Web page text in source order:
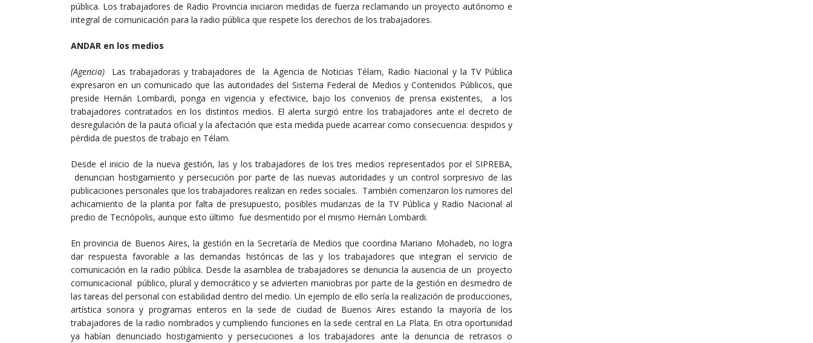
pública. Los trabajadores de Radio Provincia iniciaron medidas de fuerza reclamando un proyecto autónomo e
integral de comunicación para la radio pública que respete los derechos de los trabajadores.
ANDAR en los medios
(Agencia)
Las trabajadoras y trabajadores de la Agencia de Noticias Télam, Radio Nacional y la TV Pública
expresaron en un comunicado que las autoridades del Sistema Federal de Medios y Contenidos Públicos, que
preside Hernán Lombardi, ponga en vigencia y efectivice, bajo los convenios de prensa existentes, a los
trabajadores contratados en los distintos medios. El alerta surgió entre los trabajadores ante el decreto de
desregulación de la pauta oficial y la afectación que esta medida puede acarrear como consecuencia: despidos y
pérdida de puestos de trabajo en Télam.
Desde el inicio de la nueva gestión, las y los trabajadores de los tres medios representados por el SIPREBA,
denuncian hostigamiento y persecución por parte de las nuevas autoridades y un control sorpresivo de las
publicaciones personales que los trabajadores realizan en redes sociales. También comenzaron los rumores del
achicamiento de la planta por falta de presupuesto, posibles mudanzas de la TV Pública y Radio Nacional al
predio de Tecnópolis, aunque esto último fue desmentido por el mismo Hernán Lombardi.
En provincia de Buenos Aires, la gestión en la Secretaría de Medios que coordina Mariano Mohadeb, no logra
dar respuesta favorable a las demandas históricas de las y los trabajadores que integran el servicio de
comunicación en la radio pública. Desde la asamblea de trabajadores se denuncia la ausencia de un proyecto
comunicacional público, plural y democrático y se advierten maniobras por parte de la gestión en desmedro de
las tareas del personal con estabilidad dentro del medio. Un ejemplo de ello sería la realización de producciones,
artística sonora y programas enteros en la sede de ciudad de Buenos Aires estando la mayoría de los
trabajadores de la radio nombrados y cumpliendo funciones en la sede central en La Plata. En otra oportunidad
ya habían denunciado hostigamiento y persecuciones a los trabajadores ante la denuncia de retrasos o